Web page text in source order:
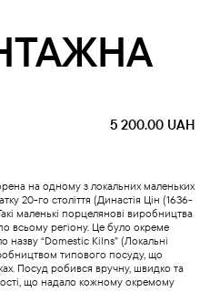
5 200.00 UAH
на одному з локальних маленьких
20-го століття (Династія Цін (1636-
маленькі порцелянові виробництва
всьому регіону. Це було окреме
“Domestic Kilns” (Локальні
типового посуду, що
Посуд робився вручну, швидко та
що надало кожному окремому